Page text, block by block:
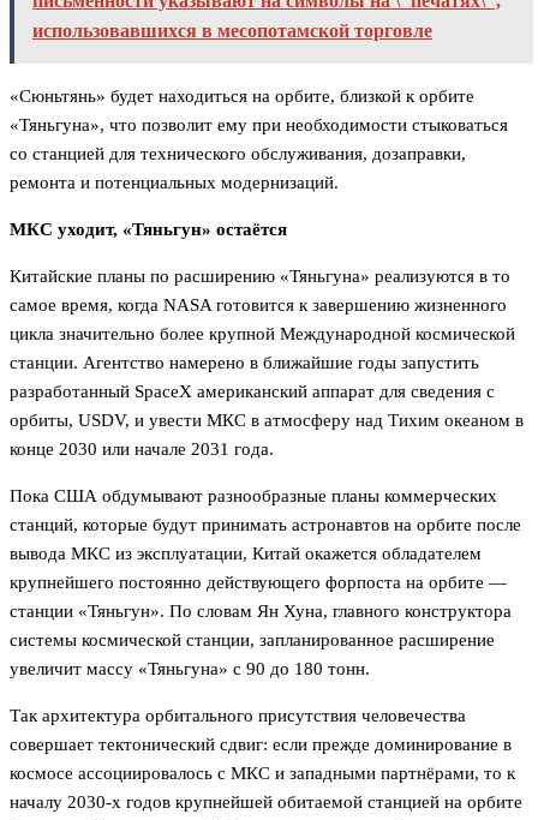
использовавшихся в месопотамской торговле
«Сюньтянь» будет находиться на орбите, близкой к орбите
«Тяньгуна», что позволит ему при необходимости стыковаться
со станцией для технического обслуживания, дозаправки,
ремонта и потенциальных модернизаций.
МКС уходит, «Тяньгун» остаётся
Китайские планы по расширению «Тяньгуна» реализуются в то
самое время, когда NASA готовится к завершению жизненного
цикла значительно более крупной Международной космической
станции. Агентство намерено в ближайшие годы запустить
разработанный SpaceX американский аппарат для сведения с
орбиты, USDV, и увести МКС в атмосферу над Тихим океаном в
конце 2030 или начале 2031 года.
Пока США обдумывают разнообразные планы коммерческих
станций, которые будут принимать астронавтов на орбите после
вывода МКС из эксплуатации, Китай окажется обладателем
крупнейшего постоянно действующего форпоста на орбите —
станции «Тяньгун». По словам Ян Хуна, главного конструктора
системы космической станции, запланированное расширение
увеличит массу «Тяньгуна» с 90 до 180 тонн.
Так архитектура орбитального присутствия человечества
совершает тектонический сдвиг: если прежде доминирование в
космосе ассоциировалось с МКС и западными партнёрами, то к
началу 2030-х годов крупнейшей обитаемой станцией на орбите